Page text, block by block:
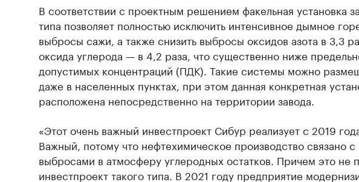
В соответствии с проектным решением факельная установка
типа позволяет полностью исключить интенсивное дымное
выбросы сажи, а также снизить выбросы оксидов азота в 3,3
оксида углерода — в 4,2 раза, что существенно ниже
допустимых концентраций (ПДК). Такие системы можно
даже в населенных пунктах, при этом данная конкретная
расположена непосредственно на территории завода.
«Этот очень важный инвестпроект Сибур реализует с 2019
Важный, потому что нефтехимическое производство связано с
выбросами в атмосферу углеродных остатков. Причем это не
инвестпроект такого типа. В 2021 году предприятие